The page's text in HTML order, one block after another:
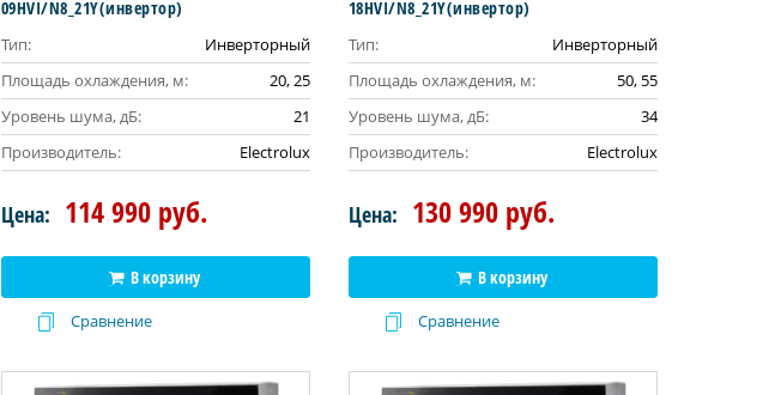
09HVI/N8_21Y(инвертор)
Тип:
Инверторный
Площадь охлаждения, м:
20, 25
Уровень шума, дБ:
21
Производитель:
Electrolux
Цена: 114 990 руб.
В корзину
Сравнение
18HVI/N8_21Y(инвертор)
Тип:
Инверторный
Площадь охлаждения, м:
50, 55
Уровень шума, дБ:
34
Производитель:
Electrolux
Цена: 130 990 руб.
В корзину
Сравнение